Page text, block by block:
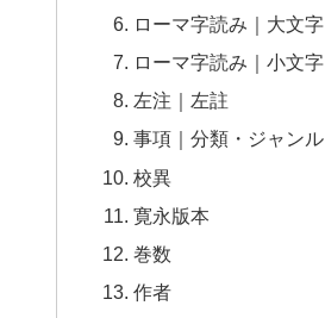
ローマ字読み｜大文字
ローマ字読み｜小文字
左注｜左註
事項｜分類・ジャンル
校異
寛永版本
巻数
作者